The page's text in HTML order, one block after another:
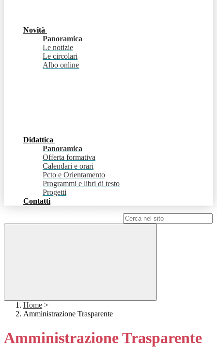
Novità
Panoramica
Le notizie
Le circolari
Albo online
Didattica
Panoramica
Offerta formativa
Calendari e orari
Pcto e Orientamento
Programmi e libri di testo
Progetti
Contatti
Home >
Amministrazione Trasparente
Amministrazione Trasparente